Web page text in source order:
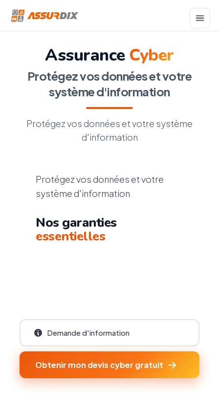
Assurance Cyber
Protégez vos données et votre
système d'information
Protégez vos données et votre système
d'information
Protégez vos données et votre
système d'information
Nos garanties
essentielles
Demande d'information
Obtenir mon devis cyber gratuit